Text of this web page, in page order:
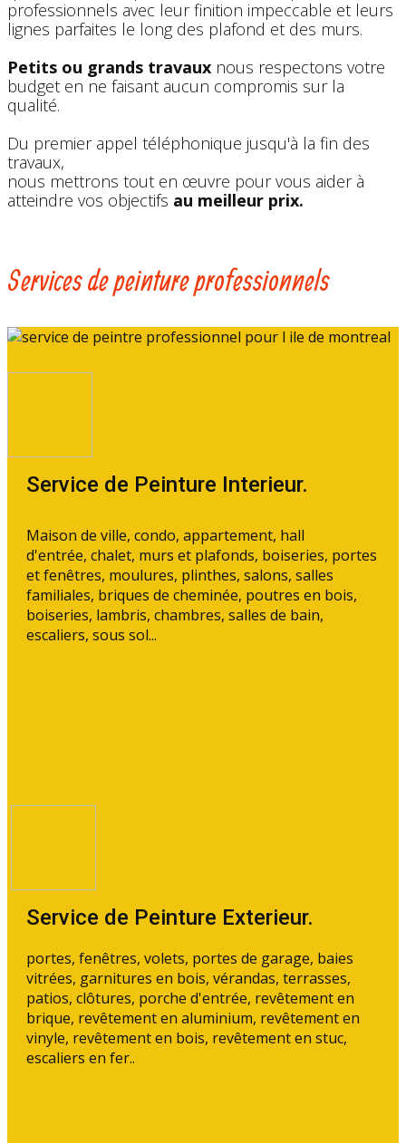
professionnels avec leur finition impeccable et leurs
lignes parfaites le long des plafond et des murs.
Petits ou grands travaux nous respectons votre
budget en ne faisant aucun compromis sur la
qualité.
Du premier appel téléphonique jusqu'à la fin des
travaux,
nous mettrons tout en œuvre pour vous aider à
atteindre vos objectifs au meilleur prix.
Services de peinture professionnels
Service de Peinture Interieur.
Maison de ville, condo, appartement, hall
d'entrée, chalet, murs et plafonds, boiseries, portes
et fenêtres, moulures, plinthes, salons, salles
familiales, briques de cheminée, poutres en bois,
boiseries, lambris, chambres, salles de bain,
escaliers, sous sol...
Service de Peinture Exterieur.
portes, fenêtres, volets, portes de garage, baies
vitrées, garnitures en bois, vérandas, terrasses,
patios, clôtures, porche d'entrée, revêtement en
brique, revêtement en aluminium, revêtement en
vinyle, revêtement en bois, revêtement en stuc,
escaliers en fer..